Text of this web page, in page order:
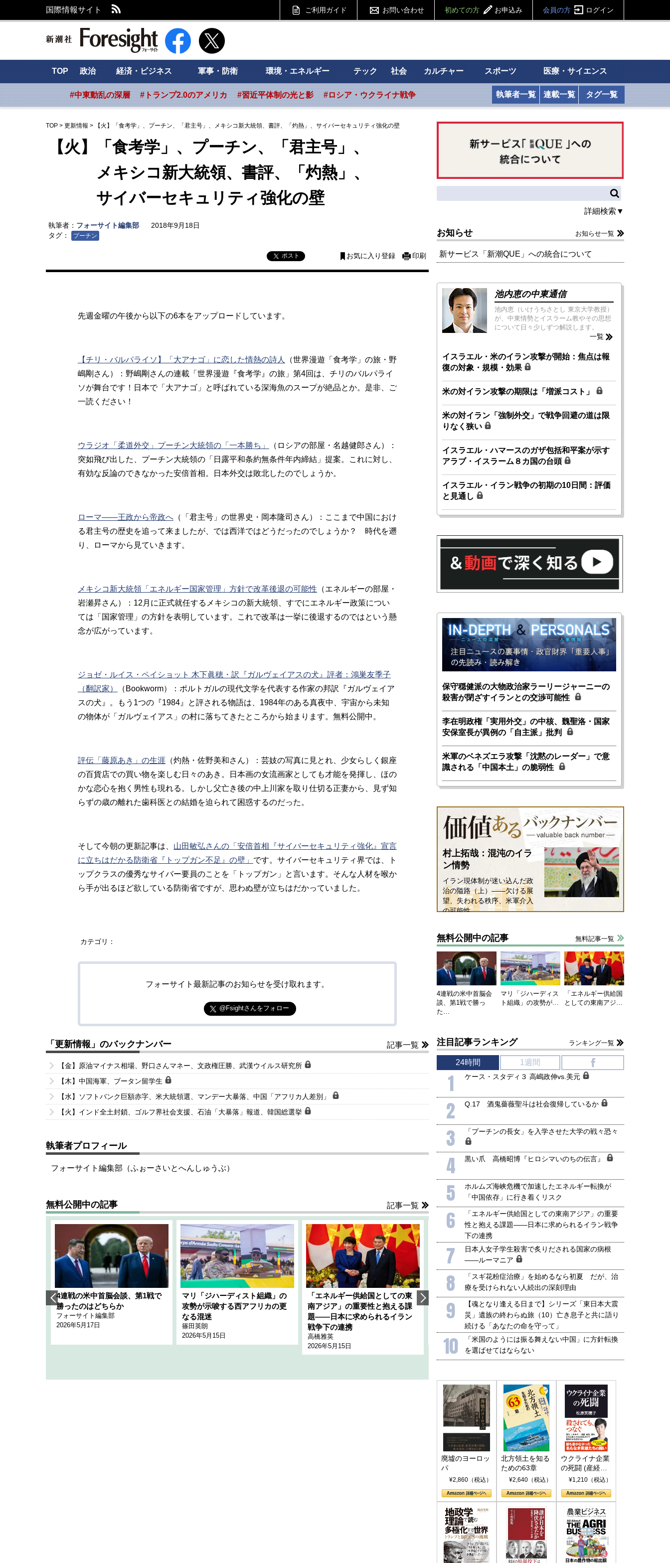
国際情報サイト ご利用ガイド お問い合わせ 初めての方 お申込み 会員の方 ログイン
新潮社 Foresight フォーサイト
TOP 政治 経済・ビジネス 軍事・防衛 環境・エネルギー テック 社会 カルチャー スポーツ 医療・サイエンス
#中東動乱の深層 #トランプ2.0のアメリカ #習近平体制の光と影 #ロシア・ウクライナ戦争 執筆者一覧 連載一覧 タグ一覧
TOP > 更新情報 > 【火】「食考学」、プーチン、「君主号」、メキシコ新大統領、書評、「灼熱」、サイバーセキュリティ強化の壁
【火】「食考学」、プーチン、「君主号」、
メキシコ新大統領、書評、「灼熱」、
サイバーセキュリティ強化の壁
執筆者： フォーサイト編集部
2018年9月18日
タグ：
プーチン
ポスト お気に入り登録 印刷
先週金曜の午後から以下の6本をアップロードしています。
【チリ・バルパライソ】「大アナゴ」に恋した情熱の詩人
（世界漫遊「食考学」の旅・野
嶋剛さん）：野嶋剛さんの連載「世界漫遊『食考学』の旅」第4回は、チリのバルパライ
ソが舞台です！日本で「大アナゴ」と呼ばれている深海魚のスープが絶品とか。是非、ご
一読ください！
ウラジオ「柔道外交」プーチン大統領の「一本勝ち」
（ロシアの部屋・名越健郎さん）：
突如飛び出した、プーチン大統領の「日露平和条約無条件年内締結」提案。これに対し、
有効な反論のできなかった安倍首相。日本外交は敗北したのでしょうか。
ローマ――王政から帝政へ （「君主号」の世界史・岡本隆司さん）：ここまで中国におけ
る君主号の歴史を追って来ましたが、では西洋ではどうだったのでしょうか？ 時代を遡
り、ローマから見ていきます。
メキシコ新大統領「エネルギー国家管理」方針で改革後退の可能性 （エネルギーの部屋・
岩瀬昇さん）：12月に正式就任するメキシコの新大統領、すでにエネルギー政策につい
ては「国家管理」の方針を表明しています。これで改革は一挙に後退するのではという懸
念が広がっています。
ジョゼ・ルイス・ペイショット 木下眞穂・訳『ガルヴェイアスの犬』評者：鴻巣友季子
（翻訳家）
（Bookworm）：ポルトガルの現代文学を代表する作家の邦訳『ガルヴェイア
スの犬』。もう1つの『1984』と評される物語は、1984年のある真夜中、宇宙から未知
の物体が「ガルヴェイアス」の村に落ちてきたところから始まります。無料公開中。
評伝「藤原あき」の生涯 （灼熱・佐野美和さん）：芸妓の写真に見とれ、少女らしく銀座
の百貨店での買い物を楽しむ日々のあき。日本画の女流画家としても才能を発揮し、ほの
かな恋心を抱く男性も現れる。しかし父亡き後の中上川家を取り仕切る正妻から、見ず知
らずの歳の離れた歯科医との結婚を迫られて困惑するのだった。
そして今朝の更新記事は、 山田敏弘さんの「安倍首相『サイバーセキュリティ強化』宣言
に立ちはだかる防衛省『トップガン不足』の壁」 です。サイバーセキュリティ界では、ト
ップクラスの優秀なサイバー要員のことを「トップガン」と言います。そんな人材を喉か
ら手が出るほど欲している防衛省ですが、思わぬ壁が立ちはだかっていました。
カテゴリ：
フォーサイト最新記事のお知らせを受け取れます。
@Fsightさんをフォロー
「更新情報」のバックナンバー 記事一覧
【金】原油マイナス相場、野口さんマネー、文政権圧勝、武漢ウイルス研究所
【木】中国海軍、ブータン留学生
【水】ソフトバンク巨額赤字、米大統領選、マンデー大暴落、中国「アフリカ人差別」
【火】インド全土封鎖、ゴルフ界社会支援、石油「大暴落」報道、韓国総選挙
執筆者プロフィール
フォーサイト編集部（ふぉーさいとへんしゅうぶ）
無料公開中の記事 記事一覧
4連戦の米中首脳会談、第1戦で
勝ったのはどちらか
フォーサイト編集部
2026年5月17日
マリ「ジハーディスト組織」の
攻勢が示唆する西アフリカの更
なる混迷
篠田英朗
2026年5月15日
「エネルギー供給国としての東
南アジア」の重要性と抱える課
題――日本に求められるイラン
戦争下の連携
高橋雅英
2026年5月15日
韓国にも理解してほしい「極東
1905年体制」における日米韓安
全保障協力の意味
千々和泰明
2026年5月15日
ホルムズ海峡危機で加速したエ
ネルギー転換が「中国依存」に
行き着くリスク
2026年5月14日
詳細検索▼
お知らせ お知らせ一覧
新サービス「新潮QUE」への統合について
池内恵の中東通信
池内恵（いけうちさとし 東京大学教授）
が、中東情勢とイスラーム教やその思想
について日々少しずつ解説します。
一覧
イスラエル・米のイラン攻撃が開始：焦点は報
復の対象・規模・効果
米の対イラン攻撃の期限は「増派コスト」
米の対イラン「強制外交」で戦争回避の道は限
りなく狭い
イスラエル・ハマースのガザ包括和平案が示す
アラブ・イスラーム８カ国の台頭
イスラエル・イラン戦争の初期の10日間：評価
と見通し
保守穏健派の大物政治家ラーリージャーニーの
殺害が閉ざすイランとの交渉可能性
李在明政権「実用外交」の中核、魏聖洛・国家
安保室長が異例の「自主派」批判
米軍のベネズエラ攻撃「沈黙のレーダー」で意
識される「中国本土」の脆弱性
村上拓哉：混沌のイラ
ン情勢
イラン現体制が迷い込んだ政
治の隘路（上）――欠ける展
望、失われる秩序、米軍介入
の可能性
無料公開中の記事 無料記事一覧
4連戦の米中首脳会
談、第1戦で勝っ
た…
マリ「ジハーディス
ト組織」の攻勢が…
「エネルギー供給国
としての東南アジ…
注目記事ランキング ランキング一覧
24時間 1週間
1 ケース・スタディ３ 高嶋政伸vs.美元
2 Q.17 酒鬼薔薇聖斗は社会復帰しているか
3 「プーチンの長女」を入学させた大学の戦々恐々
4 黒い爪 高橋昭博『ヒロシマいのちの伝言』
5
ホルムズ海峡危機で加速したエネルギー転換が
「中国依存」に行き着くリスク
6
「エネルギー供給国としての東南アジア」の重要
性と抱える課題――日本に求められるイラン戦争
下の連携
7
日本人女子学生殺害で炙りだされる国家の病根
――ルーマニア
8
「スギ花粉症治療」を始めるなら初夏 だが、治
療を受けられない人続出の深刻理由
9
【魂となり逢える日まで】シリーズ「東日本大震
災」遺族の終わらぬ旅（10）亡き息子と共に語り
続ける「あなたの命を守って」
10
「米国のようには振る舞えない中国」に方針転換
を選ばせてはならない
廃墟のヨーロッ
パ
¥2,860（税込）
北方領土を知る
ための63章
¥2,640（税込）
ウクライナ企業
の死闘 (産経セ
レクト S 039)
¥1,210（税込）